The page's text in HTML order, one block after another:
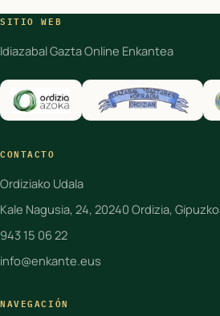
SITIO WEB
Idiazabal Gazta Online Enkantea
CONTACTO
Ordiziako Udala
Kale Nagusia, 24, 20240 Ordizia,
943 15 06 22
info@enkante.eus
NAVEGACIÓN